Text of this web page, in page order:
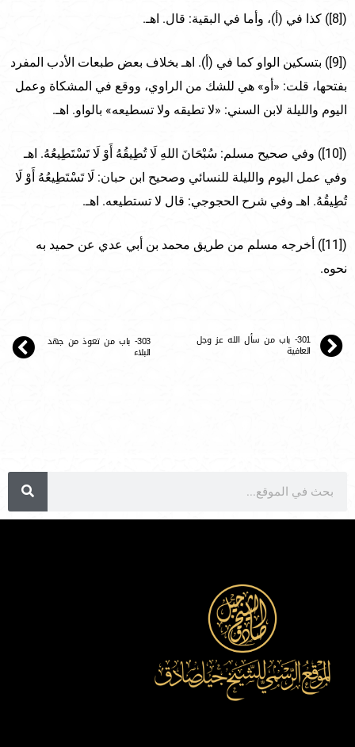
([8]) كذا في (أ)، وأما في البقية: قال. اهـ.
([9]) بتسكين الواو كما في (أ). اهـ بخلاف بعض طبعات الأدب المفرد
بفتحها، قلت: «أو» هي للشك من الراوي، ووقع في المشكاة وعمل
اليوم والليلة لابن السني: «لا تطيقه ولا تسطيعه» بالواو. اهـ.
([10]) وفي صحيح مسلم: سُبْحَانَ اللهِ لَا تُطِيقُهُ أَوْ لَا تَسْتَطِيعُهُ. اهـ
وفي عمل اليوم والليلة للنسائي وصحيح ابن حبان: لَا تَسْتَطِيعُهُ أَوْ لَا
تُطِيقُهُ. اهـ وفي شرح الحجوجي: قال لا تستطيعه. اهـ.
([11]) أخرجه مسلم من طريق محمد بن أبي عدي عن حميد به
نحوه.
301- باب من سأل الله عز وجل
العافية
303- باب من تعوذ من جهد
البلاء